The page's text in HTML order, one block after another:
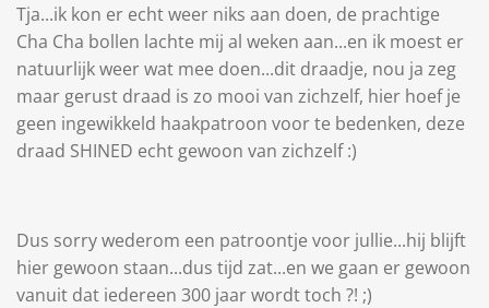
Tja...ik kon er echt weer niks aan doen, de prachtige
Cha Cha bollen lachte mij al weken aan...en ik moest er
natuurlijk weer wat mee doen...dit draadje, nou ja zeg
maar gerust draad is zo mooi van zichzelf, hier hoef je
geen ingewikkeld haakpatroon voor te bedenken, deze
draad SHINED echt gewoon van zichzelf :)
Dus sorry wederom een patroontje voor jullie...hij blijft
hier gewoon staan...dus tijd zat...en we gaan er gewoon
vanuit dat iedereen 300 jaar wordt toch ?! ;)